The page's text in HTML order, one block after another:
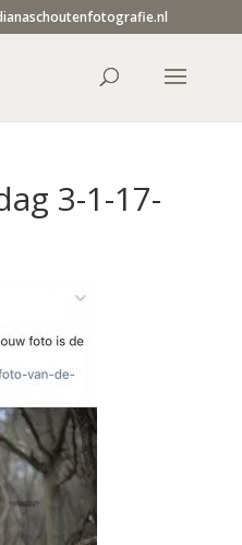
3-1-17-